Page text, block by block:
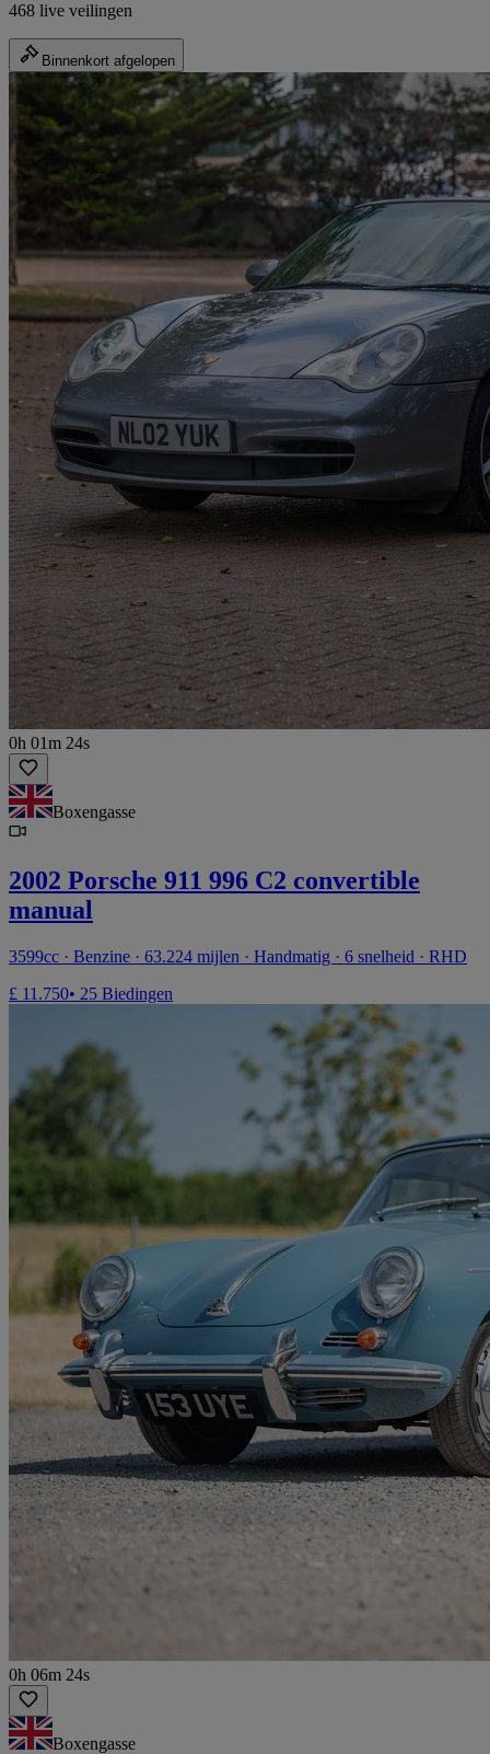
468 live veilingen
Binnenkort afgelopen
0h 01m 24s
Boxengasse
2002 Porsche 911 996 C2 convertible
manual
3599cc · Benzine · 63.224 mijlen · Handmatig · 6 snelheid · RHD
£ 11.750• 25 Biedingen
0h 06m 24s
Boxengasse